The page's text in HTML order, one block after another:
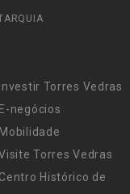
Investir Torres Vedras
E-negócios
Mobilidade
Torres Vedras
Centro Histórico de